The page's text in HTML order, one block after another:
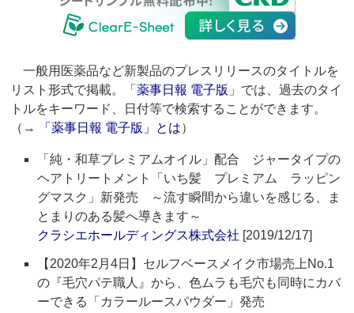
一般用医薬品など新製品のプレスリリースのタイトルを
リスト形式で掲載。「薬事日報 電子版 」では、過去のタイ
トルをキーワード、日付等で検索することができます。
（→
「薬事日報 電子版」とは）
「純・和草プレミアムオイル」配合 ジャータイプの
ヘアトリートメント「いち髪 プレミアム ラッピン
グマスク」新発売 ～流す瞬間から違いを感じる、ま
とまりのある髪へ導きます～
クラシエホールディングス株式会社 [2019/12/17]
【2020年2月4日】セルフベースメイク市場売上No.1
の『毛穴パテ職人』から、色ムラも毛穴も同時にカバ
ーできる「カラールースパウダー」発売